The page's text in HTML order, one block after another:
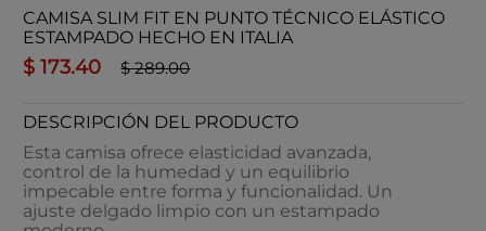
CAMISA SLIM FIT EN PUNTO TÉCNICO ELÁSTICO
ESTAMPADO HECHO EN ITALIA
$ 173.40 $ 289.00
DESCRIPCIÓN DEL PRODUCTO
Esta camisa ofrece elasticidad avanzada,
control de la humedad y un equilibrio
impecable entre forma y funcionalidad. Un
ajuste delgado limpio con un estampado